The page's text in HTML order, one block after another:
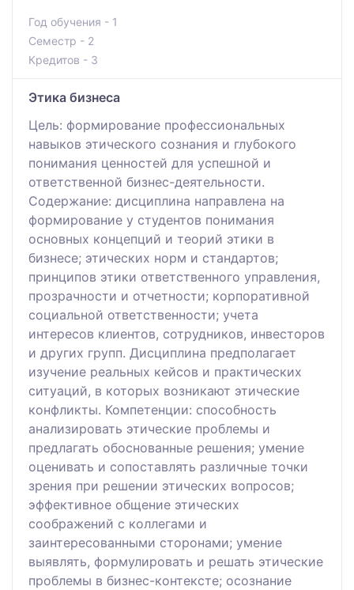
Год обучения - 1
Семестр - 2
Кредитов - 3
Этика бизнеса
Цель: формирование профессиональных
навыков этического сознания и глубокого
понимания ценностей для успешной и
ответственной бизнес-деятельности.
Содержание: дисциплина направлена на
формирование у студентов понимания
основных концепций и теорий этики в
бизнесе; этических норм и стандартов;
принципов этики ответственного управления,
прозрачности и отчетности; корпоративной
социальной ответственности; учета
интересов клиентов, сотрудников, инвесторов
и других групп. Дисциплина предполагает
изучение реальных кейсов и практических
ситуаций, в которых возникают этические
конфликты. Компетенции: способность
анализировать этические проблемы и
предлагать обоснованные решения; умение
оценивать и сопоставлять различные точки
зрения при решении этических вопросов;
эффективное общение этических
соображений с коллегами и
заинтересованными сторонами; умение
выявлять, формулировать и решать этические
проблемы в бизнес-контексте; осознание